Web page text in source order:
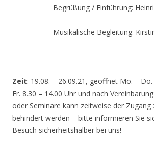
Begrüßung / Einführung:
Musikalische Begleitung:
Zeit: 19.08. – 26.09.21, geöffnet Mo. –
Fr. 8.30 – 14.00 Uhr und nach
oder Seminare kann zeitweise der Zugang
behindert werden – bitte informieren Sie
Besuch sicherheitshalber bei uns!